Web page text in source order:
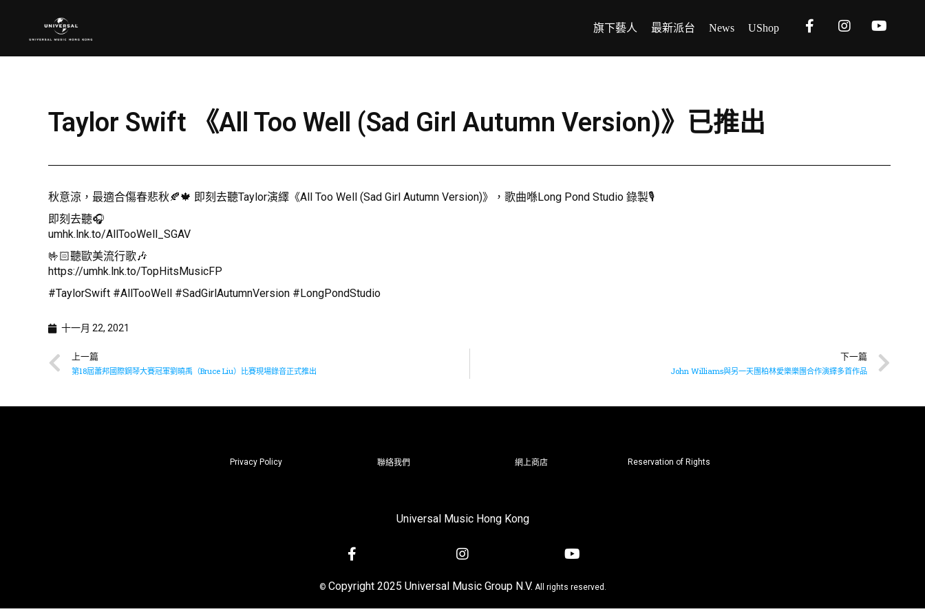
旗下藝人 最新派台 News UShop
Taylor Swift 《All Too Well (Sad Girl Autumn Version)》已推出
秋意涼，最適合傷春悲秋🍂🍁 即刻去聽Taylor演繹《All Too Well (Sad Girl Autumn Version)》，歌曲喺Long Pond Studio 錄製🎙️
即刻去聽🎧
umhk.lnk.to/AllTooWell_SGAV
🤟🏻聽歐美流行歌🎶
https://umhk.lnk.to/TopHitsMusicFP
#TaylorSwift #AllTooWell #SadGirlAutumnVersion #LongPondStudio
十一月 22, 2021
上一篇
第18屆蕭邦國際鋼琴大賽冠軍劉曉禹（Bruce Liu）比賽現場錄音正式推出
下一篇
John Williams與另一天團柏林愛樂樂團合作演繹多首作品
Privacy Policy 聯絡我們 網上商店 Reservation of Rights
Universal Music Hong Kong
© Copyright 2025 Universal Music Group N.V. All rights reserved.